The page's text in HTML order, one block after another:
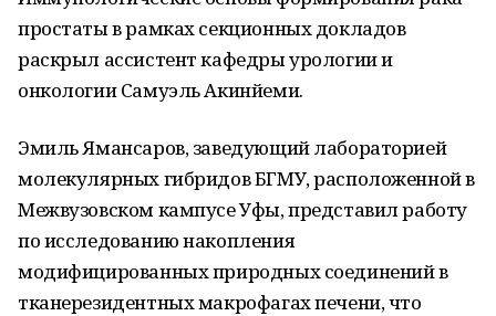
простаты в рамках секционных докладов
раскрыл ассистент кафедры урологии и
онкологии Самуэль Акинйеми.
Эмиль Ямансаров, заведующий лабораторией
молекулярных гибридов БГМУ, расположенной в
Межвузовском кампусе Уфы, представил работу
по исследованию накопления
модифицированных природных соединений в
тканерезидентных макрофагах печени, что